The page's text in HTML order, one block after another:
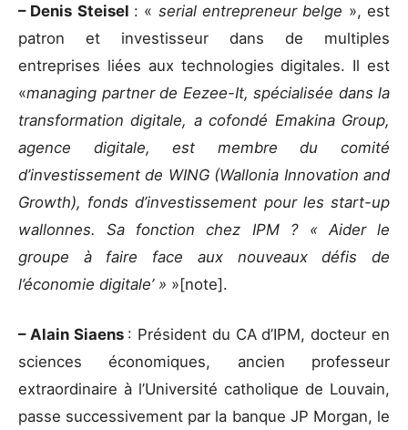
– Denis Steisel : « serial entrepreneur belge », est
patron et investisseur dans de multiples
entreprises liées aux technologies digitales. Il est
«managing partner de Eezee-It, spécialisée dans la
transformation digitale, a cofondé Emakina Group,
agence digitale, est membre du comité
d’investissement de WING (Wallonia Innovation and
Growth), fonds d’investissement pour les start-up
wallonnes. Sa fonction chez IPM ? « Aider le
groupe à faire face aux nouveaux défis de
l’économie digitale’ » »[note].
– Alain Siaens : Président du CA d’IPM, docteur en
sciences économiques, ancien professeur
extraordinaire à l’Université catholique de Louvain,
passe successivement par la banque JP Morgan, le